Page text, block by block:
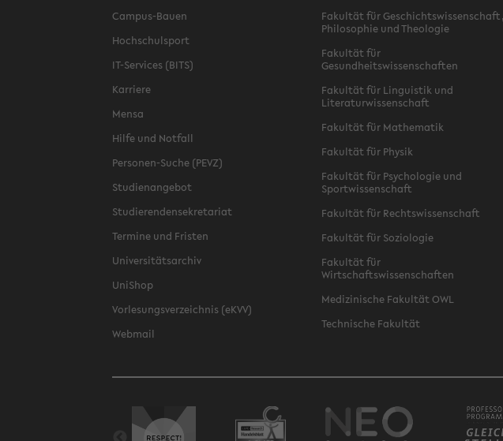
Campus-Bauen
Hochschulsport
IT-Services (BITS)
Karriere
Mensa
Hilfe und Notfall
Personen-Suche (PEVZ)
Studienangebot
Studierendensekretariat
Termine und Fristen
Universitätsarchiv
UniShop
Vorlesungsverzeichnis (eKVV)
Webmail
Fakultät für Geschichtswissenschaft,
Philosophie und Theologie
Fakultät für
Gesundheitswissenschaften
Fakultät für Linguistik und
Literaturwissenschaft
Fakultät für Mathematik
Fakultät für Physik
Fakultät für Psychologie und
Sportwissenschaft
Fakultät für Rechtswissenschaft
Fakultät für Soziologie
Fakultät für
Wirtschaftswissenschaften
Medizinische Fakultät OWL
Technische Fakultät